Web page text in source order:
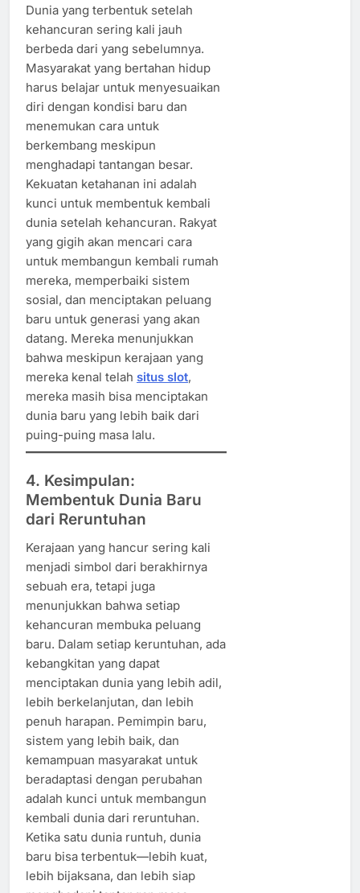
Dunia yang terbentuk setelah
kehancuran sering kali jauh
berbeda dari yang sebelumnya.
Masyarakat yang bertahan hidup
harus belajar untuk menyesuaikan
diri dengan kondisi baru dan
menemukan cara untuk
berkembang meskipun
menghadapi tantangan besar.
Kekuatan ketahanan ini adalah
kunci untuk membentuk kembali
dunia setelah kehancuran. Rakyat
yang gigih akan mencari cara
untuk membangun kembali rumah
mereka, memperbaiki sistem
sosial, dan menciptakan peluang
baru untuk generasi yang akan
datang. Mereka menunjukkan
bahwa meskipun kerajaan yang
mereka kenal telah situs slot,
mereka masih bisa menciptakan
dunia baru yang lebih baik dari
puing-puing masa lalu.
4. Kesimpulan:
Membentuk Dunia Baru
dari Reruntuhan
Kerajaan yang hancur sering kali
menjadi simbol dari berakhirnya
sebuah era, tetapi juga
menunjukkan bahwa setiap
kehancuran membuka peluang
baru. Dalam setiap keruntuhan, ada
kebangkitan yang dapat
menciptakan dunia yang lebih adil,
lebih berkelanjutan, dan lebih
penuh harapan. Pemimpin baru,
sistem yang lebih baik, dan
kemampuan masyarakat untuk
beradaptasi dengan perubahan
adalah kunci untuk membangun
kembali dunia dari reruntuhan.
Ketika satu dunia runtuh, dunia
baru bisa terbentuk—lebih kuat,
lebih bijaksana, dan lebih siap